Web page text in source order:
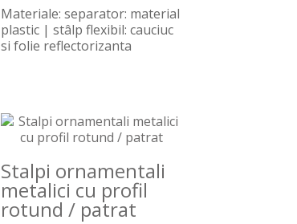
Materiale: separator: material
plastic | stâlp flexibil: cauciuc
si folie reflectorizanta
Stalpi ornamentali
metalici cu profil
rotund / patrat